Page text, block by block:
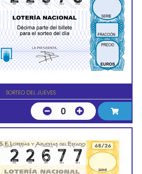
SORTEO DEL JUEVES
0